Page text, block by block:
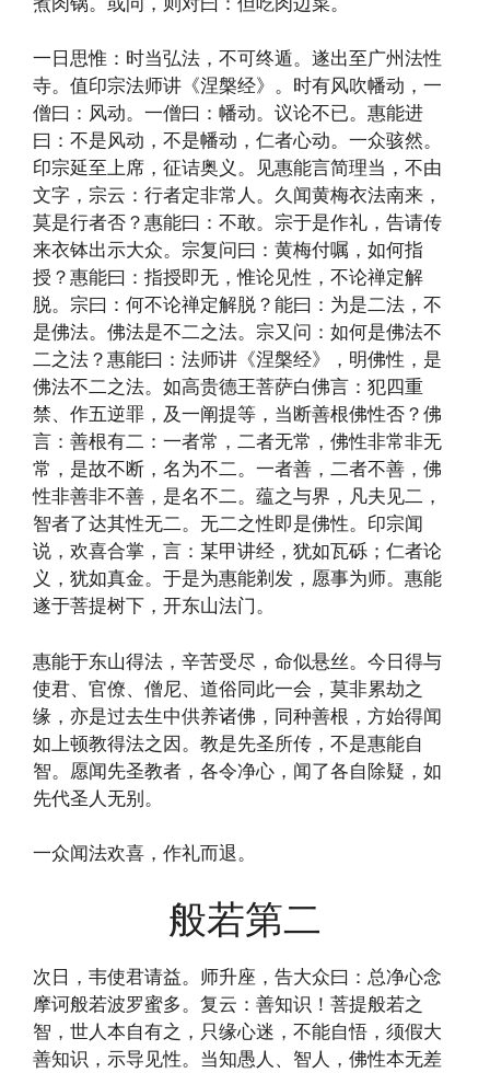
一日思惟：时当弘法，不可终遁。遂出至广州法性
寺。值印宗法师讲《涅槃经》。时有风吹幡动，一
僧曰：风动。一僧曰：幡动。议论不已。惠能进
曰：不是风动，不是幡动，仁者心动。一众骇然。
印宗延至上席，征诘奥义。见惠能言简理当，不由
文字，宗云：行者定非常人。久闻黄梅衣法南来，
莫是行者否？惠能曰：不敢。宗于是作礼，告请传
来衣钵出示大众。宗复问曰：黄梅付嘱，如何指
授？惠能曰：指授即无，惟论见性，不论禅定解
脱。宗曰：何不论禅定解脱？能曰：为是二法，不
是佛法。佛法是不二之法。宗又问：如何是佛法不
二之法？惠能曰：法师讲《涅槃经》，明佛性，是
佛法不二之法。如高贵德王菩萨白佛言：犯四重
禁、作五逆罪，及一阐提等，当断善根佛性否？佛
言：善根有二：一者常，二者无常，佛性非常非无
常，是故不断，名为不二。一者善，二者不善，佛
性非善非不善，是名不二。蕴之与界，凡夫见二，
智者了达其性无二。无二之性即是佛性。印宗闻
说，欢喜合掌，言：某甲讲经，犹如瓦砾；仁者论
义，犹如真金。于是为惠能剃发，愿事为师。惠能
遂于菩提树下，开东山法门。
惠能于东山得法，辛苦受尽，命似悬丝。今日得与
使君、官僚、僧尼、道俗同此一会，莫非累劫之
缘，亦是过去生中供养诸佛，同种善根，方始得闻
如上顿教得法之因。教是先圣所传，不是惠能自
智。愿闻先圣教者，各令净心，闻了各自除疑，如
先代圣人无别。
一众闻法欢喜，作礼而退。
般若第二
次日，韦使君请益。师升座，告大众曰：总净心念
摩诃般若波罗蜜多。复云：善知识！菩提般若之
智，世人本自有之，只缘心迷，不能自悟，须假大
善知识，示导见性。当知愚人、智人，佛性本无差